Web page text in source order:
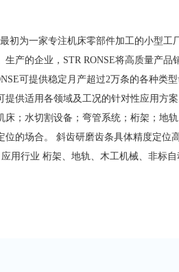
初为一家专注机床零部件加工的小型
生产的企业，STR RONSE将高质量产
可提供稳定月产超过2万条的各种类
提供适用各领域及工况的针对性应用方
床；水切割设备；弯管系统；桁架；地
位的场合。 斜齿研磨齿条具体精度定
用行业 桁架、地轨、木工机械、非标